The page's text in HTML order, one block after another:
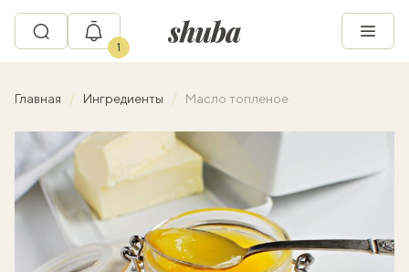
1
Главная Ингредиенты Масло топленое